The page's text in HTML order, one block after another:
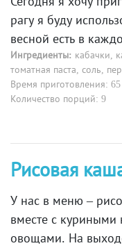
рагу я буду
весной есть в
Ингредиенты: кабачки,
томатная паста, соль,
Время приготовления:
Количество порций: 9
Рисовая
У нас в меню –
вместе с
овощами. На